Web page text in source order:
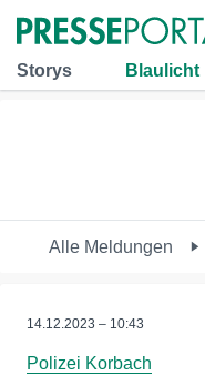
Storys Blaulicht
Alle Meldungen
14.12.2023 – 10:43
Polizei Korbach